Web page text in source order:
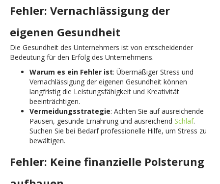
Fehler: Vernachlässigung der
eigenen Gesundheit
Die Gesundheit des Unternehmers ist von entscheidender
Bedeutung für den Erfolg des Unternehmens.
Warum es ein Fehler ist: Übermäßiger Stress und
Vernachlässigung der eigenen Gesundheit können
langfristig die Leistungsfähigkeit und Kreativität
beeinträchtigen.
Vermeidungsstrategie: Achten Sie auf ausreichende
Pausen, gesunde Ernährung und ausreichend Schlaf.
Suchen Sie bei Bedarf professionelle Hilfe, um Stress zu
bewältigen.
Fehler: Keine finanzielle Polsterung